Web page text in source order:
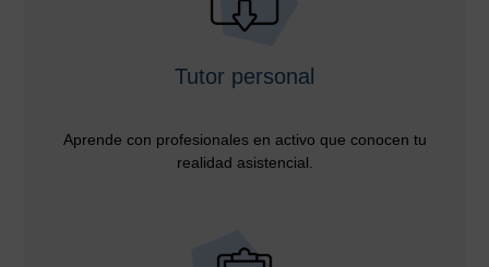
Tutor personal
Aprende con profesionales en activo que conocen tu
realidad asistencial.